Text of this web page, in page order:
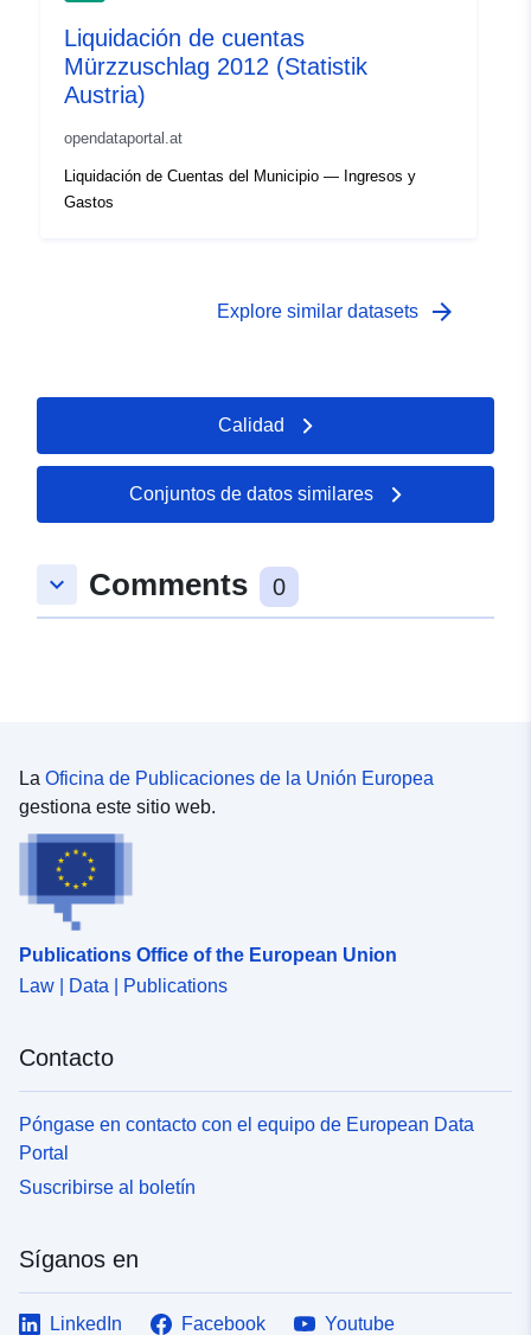
Liquidación de cuentas
Mürzzuschlag 2012 (Statistik
Austria)
opendataportal.at
Liquidación de Cuentas del Municipio — Ingresos y
Gastos
Explore similar datasets arrow_forward
Calidad
Conjuntos de datos similares
keyboard_arrow_down Comments 0
La Oficina de Publicaciones de la Unión Europea
gestiona este sitio web.
Publications Office of the European Union
Law | Data | Publications
Contacto
Póngase en contacto con el equipo de European Data
Portal
Suscribirse al boletín
Síganos en
LinkedIn Facebook
Youtube